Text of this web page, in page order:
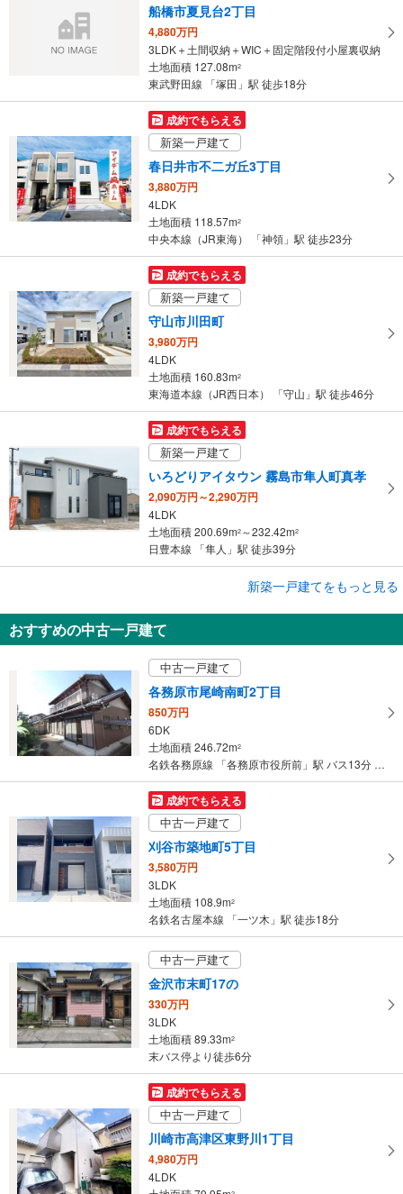
マ
イ
ペ
ー
ジ
保
す
る
船橋市夏見台2丁目
4,880万円
3LDK＋土間収納＋WIC＋固定階段付小屋裏収納
土地面積 127.08m2
東武野田線 「塚田」駅 徒歩18分
成約でもらえる
新築一戸建て
春日井市不二ガ丘3丁目
3,880万円
4LDK
土地面積 118.57m2
中央本線（JR東海） 「神領」駅 徒歩23分
成約でもらえる
新築一戸建て
守山市川田町
3,980万円
4LDK
土地面積 160.83m2
東海道本線（JR西日本） 「守山」駅 徒歩46分
成約でもらえる
新築一戸建て
いろどりアイタウン 霧島市隼人町真孝
2,090万円～2,290万円
4LDK
土地面積 200.69m2 ～232.42m2
日豊本線 「隼人」駅 徒歩39分
丹波市柏原町柏原
3,120万円
土地面積 244.73m
福知山線 「柏原」駅 徒歩8分
新築一戸建てをもっと見る
おすすめの中古一戸建て
中古一戸建て
各務原市尾崎南町2丁目
850万円
6DK
土地面積 246.72m2
名鉄各務原線 「各務原市役所前」駅 バス13分 尾崎南2丁目 バス停下車 徒歩2分
成約でもらえる
中古一戸建て
刈谷市築地町5丁目
3,580万円
3LDK
土地面積 108.9m2
名鉄名古屋本線 「一ツ木」駅 徒歩18分
中古一戸建て
金沢市末町17の
330万円
3LDK
土地面積 89.33m2
末バス停より徒歩6分
成約でもらえる
中古一戸建て
川崎市高津区東野川1丁目
4,980万円
4LDK